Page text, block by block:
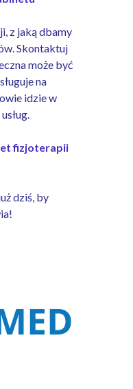
z jaką dbamy
Skontaktuj
może być
na
idzie w
fizjoterapii
dziś, by